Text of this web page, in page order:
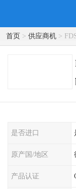
首页> 供应商机>
是否进口
原产国/地区
产品认证